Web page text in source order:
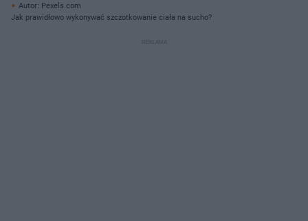
Autor: Pexels.com
Jak prawidłowo wykonywać szczotkowanie ciała na sucho?